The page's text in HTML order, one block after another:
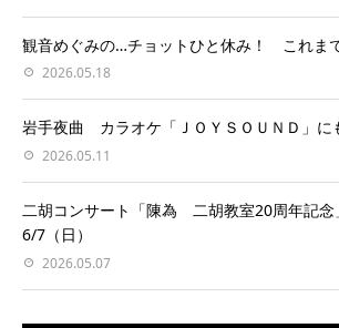
観音めぐみの…チョットひと休み！ これまで
2026.05.18
岩手夜曲 カラオケ「ＪＯＹＳＯＵＮＤ」に
2026.05.11
二胡コンサート「陳為 二胡教室20周年記念
6/7（日）
2026.05.07